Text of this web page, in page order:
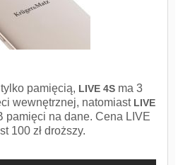
pamięcią, LIVE 4S ma 3
wewnętrznej, natomiast LIVE
pamięci na dane. Cena LIVE
100 zł droższy.